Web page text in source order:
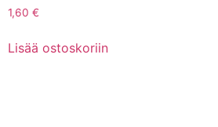
1,60 €
Lisää ostoskoriin